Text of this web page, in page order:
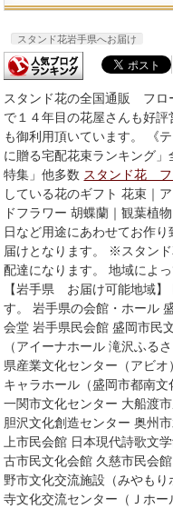
スタンド花岩手県へお届け
スタンド花の全国通販 フ
で１４年目の花屋さんも好
も御利用頂いています。 《
に贈る宅配花束ランキング
特集」他多数 スタンド花
している花のギフト 花束｜
ドフラワー 胡蝶蘭｜観葉植
日など用途にあわせてお作
届けとなります。 ※スタン
配達になります。 地域によ
【岩手県 お届け可能地域
す。 岩手県の会館・ホール
会堂 岩手県民会館 盛岡市民
（アイーナホール 滝沢ふる
県産業文化センター（アビオ
キャラホール（盛岡市都南
一関市文化センター 大船渡
胆沢文化創造センター 奥州
上市民会館 日本現代詩歌文
古市民文化会館 久慈市民会
野市文化交流施設（みやも
寺文化交流センター（Ｊホ